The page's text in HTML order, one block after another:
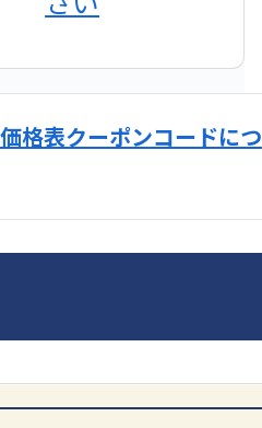
DENON
プリメイン
アンプ
格表クーポンコードにつ